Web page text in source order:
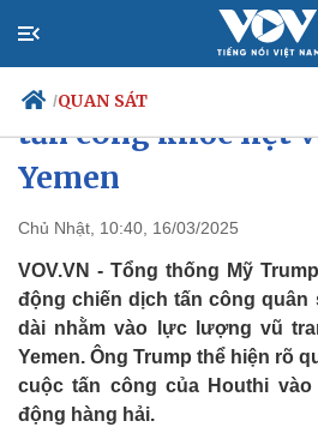
/QUAN SÁT
Chính trị
Tổ chức nhân sự
Quốc hội
Nhận diện sự thật
Dự
Ông Trump khởi
tấn công khốc liệt
Yemen
Chủ Nhật, 10:40, 16/03/2025
VOV.VN - Tổng thống Mỹ
động chiến dịch tấn công
dài nhằm vào lực lượng vũ
Yemen. Ông Trump thể hiện rõ
cuộc tấn công của Houthi
động hàng hải.